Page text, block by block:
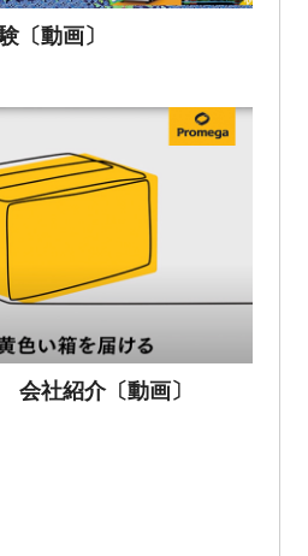
〔動画〕
社紹介〔動画〕